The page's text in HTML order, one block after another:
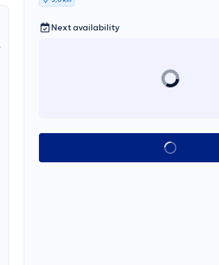
Next availability
Book appointment